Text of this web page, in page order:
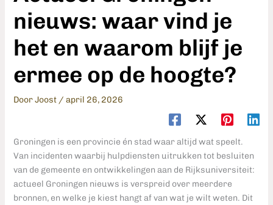
nieuws: waar vind je
het en waarom blijf je
ermee op de hoogte?
DoorJoost / april 26, 2026
Groningen is een provincie én stad waar altijd wat speelt.
Van incidenten waarbij hulpdiensten uitrukken tot besluiten
van de gemeente en ontwikkelingen aan de Rijksuniversiteit:
actueel Groningen nieuws is verspreid over meerdere
bronnen, en welke je kiest hangt af van wat je wilt weten. Dit